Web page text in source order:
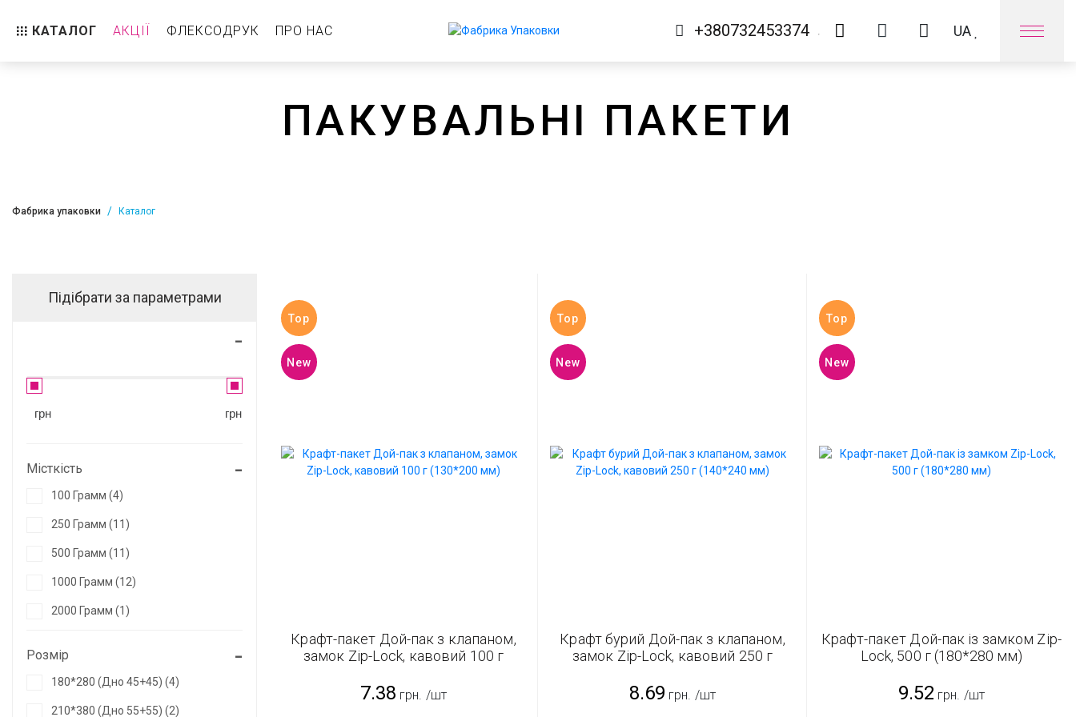
КАТАЛОГ
З клапаном
Пакет з плоским дном
АКЦІЇ ФЛЕКСОДРУК ПРО НАС +380732453374 UA
ПАКУВАЛЬНІ ПАКЕТИ
Фабрика упаковки Каталог
Підібрати за параметрами
грн грн
Місткість
100 Грамм (4)
250 Грамм (11)
500 Грамм (11)
1000 Грамм (12)
2000 Грамм (1)
Розмір
180*280 (дно 45+45) (4)
210*380 (дно 55+55) (2)
Top
New
Крафт-пакет Дой-пак з клапаном,
замок Zip-Lock, кавовий 100 г
7.38 грн. /шт
Top
New
Крафт бурий Дой-пак з клапаном,
замок Zip-Lock, кавовий 250 г
8.69 грн. /шт
Top
New
Крафт-пакет Дой-пак із замком Zip-
Lock, 500 г (180*280 мм)
9.52 грн. /шт